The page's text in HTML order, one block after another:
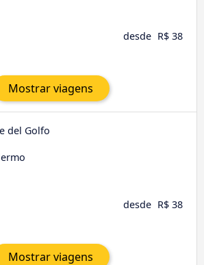
desde R$ 38
Mostrar viagens
del Golfo
desde R$ 38
Mostrar viagens